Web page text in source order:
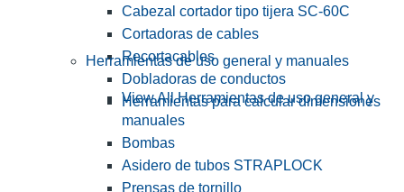
Cabezal cortador tipo tijera SC-60C
Cortadoras de cables
Recortacables
Dobladoras de conductos
Herramientas para calcular dimensiones
Herramientas de uso general y manuales
View All Herramientas de uso general y
manuales
Bombas
Asidero de tubos STRAPLOCK
Prensas de tornillo